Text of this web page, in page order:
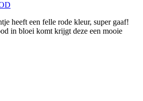
heeft een felle rode kleur, super gaaf!
in bloei komt krijgt deze een mooie